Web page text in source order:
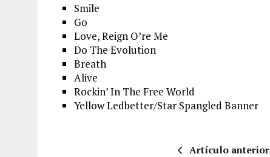
Smile
Go
Love, Reign O’re Me
Do The Evolution
Breath
Alive
Rockin’ In The Free World
Yellow Ledbetter/Star Spangled Banner
Artículo anterior